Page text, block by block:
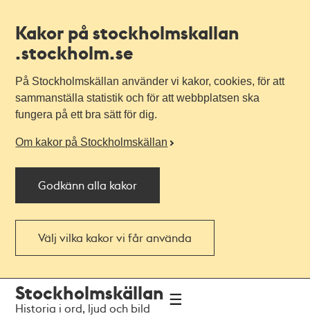
Kakor på stockholmskallan
.stockholm.se
På Stockholmskällan använder vi kakor, cookies, för att
sammanställa statistik och för att webbplatsen ska
fungera på ett bra sätt för dig.
Om kakor på Stockholmskällan
Godkänn alla kakor
Välj vilka kakor vi får använda
navigationen
huvudinnehållet
Stockholmskällan
Historia i ord, ljud och bild